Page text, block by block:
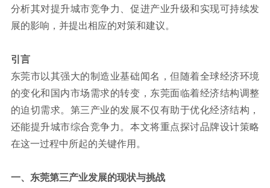
联系方式
分析其对提升城市竞争力、促进产业升级和实现可持续发
展的影响，并提出相应的对策和建议。
引言
东莞市以其强大的制造业基础闻名，但随着全球经济环境
的变化和国内市场需求的转变，东莞面临着经济结构调整
的迫切需求。第三产业的发展不仅有助于优化经济结构，
还能提升城市综合竞争力。本文将重点探讨品牌设计策略
在这一过程中所起的关键作用。
一、东莞第三产业发展的现状与挑战